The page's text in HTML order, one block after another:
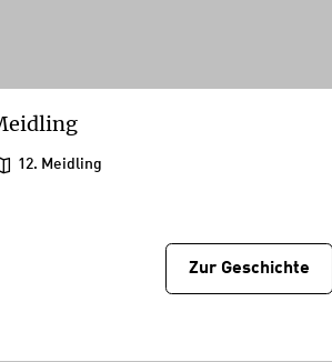
12. Meidling
Zur Geschichtе